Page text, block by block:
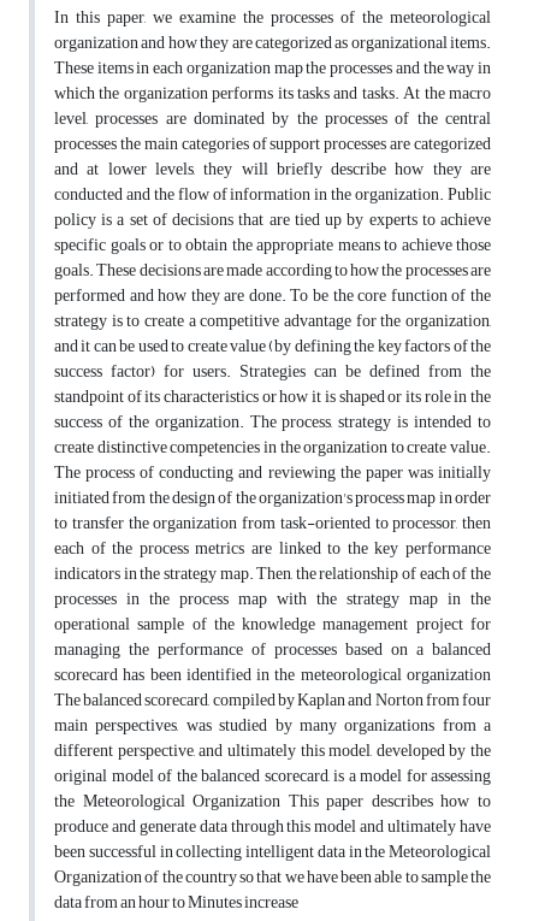
In this paper, we examine the processes of the meteorological
organization and how they are categorized as organizational items.
These items in each organization map the processes and the way in
which the organization performs its tasks and tasks. At the macro
level, processes are dominated by the processes of the central
processes the main categories of support processes are categorized
and at lower levels, they will briefly describe how they are
conducted and the flow of information in the organization. Public
policy is a set of decisions that are tied up by experts to achieve
specific goals or to obtain the appropriate means to achieve those
goals. These decisions are made according to how the processes are
performed and how they are done. To be the core function of the
strategy is to create a competitive advantage for the organization,
and it can be used to create value (by defining the key factors of the
success factor) for users. Strategies can be defined from the
standpoint of its characteristics or how it is shaped or its role in the
success of the organization. The process, strategy is intended to
create distinctive competencies in the organization to create value.
The process of conducting and reviewing the paper was initially
initiated from the design of the organization's process map in order
to transfer the organization from task-oriented to processor, then
each of the process metrics are linked to the key performance
indicators in the strategy map. Then, the relationship of each of the
processes in the process map with the strategy map in the
operational sample of the knowledge management project for
managing the performance of processes based on a balanced
scorecard has been identified in the meteorological organization
The balanced scorecard, compiled by Kaplan and Norton from four
main perspectives, was studied by many organizations from a
different perspective, and ultimately this model, developed by the
original model of the balanced scorecard, is a model for assessing
the Meteorological Organization This paper describes how to
produce and generate data through this model and ultimately have
been successful in collecting intelligent data in the Meteorological
Organization of the country so that we have been able to sample the
data from an hour to Minutes increase